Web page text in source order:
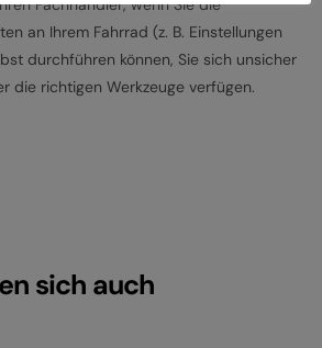
an Ihrem Fahrrad (z. B. Einstellungen
durchführen können, Sie sich unsicher
die richtigen Werkzeuge verfügen.
sich auch